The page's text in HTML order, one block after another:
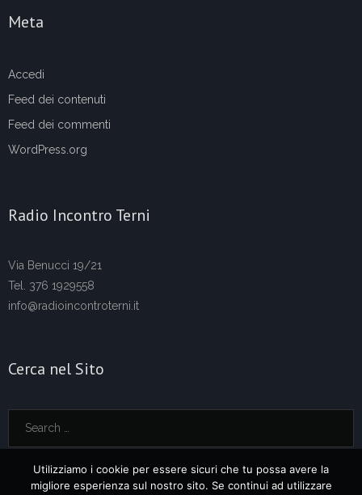
Meta
Accedi
Feed dei contenuti
Feed dei commenti
WordPress.org
Radio Incontro Terni
Via Benucci 19/21
Tel. 376 1929558
info@radioincontroterni.it
Cerca nel Sito
Utilizziamo i cookie per essere sicuri che tu possa avere la
migliore esperienza sul nostro sito. Se continui ad utilizzare